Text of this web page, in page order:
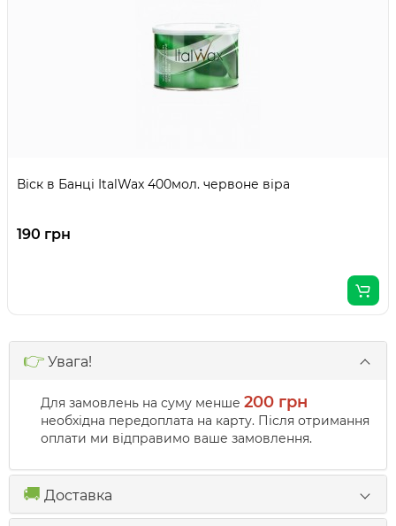
Віск в Банці ItalWax 400мол. червоне віра
190 грн
👉 Увага!
Для замовлень на суму менше 200 грн
необхідна передоплата на карту. Після отримання
оплати ми відправимо ваше замовлення.
🚚 Доставка